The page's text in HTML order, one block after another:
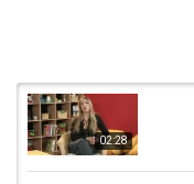
02:28